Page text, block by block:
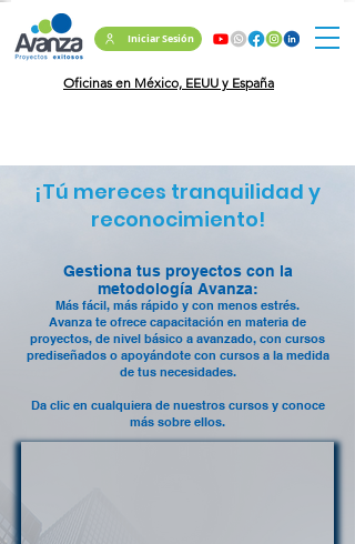
Iniciar Sesión
Oficinas en México, EEUU y España
¡Tú mereces tranquilidad y
reconocimiento!
Gestiona tus proyectos con la
metodología Avanza:
Más fácil, más rápido y con menos estrés.
Avanza te ofrece capacitación en materia de
proyectos, de nivel básico a avanzado, con cursos
prediseñados o apoyándote con cursos a la medida
de tus necesidades.
Da clic en cualquiera de nuestros cursos y conoce
más sobre ellos.